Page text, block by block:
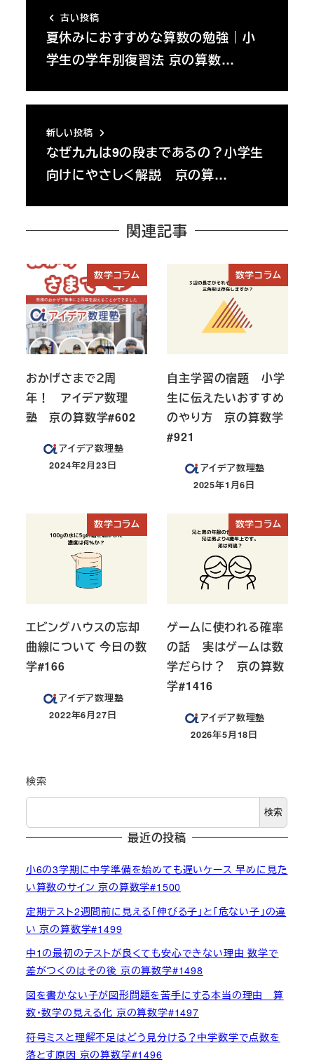
古い投稿
夏休みにおすすめな算数の勉強｜小
学生の学年別復習法 京の算数…
新しい投稿
なぜ九九は9の段まであるの？小学生
向けにやさしく解説 京の算…
関連記事
数学コラム
おかげさまで２周
年！ アイデア数理
塾 京の算数学#602
アイデア数理塾
投稿日
2024年2月23日
数学コラム
自主学習の宿題 小学
生に伝えたいおすすめ
のやり方 京の算数学
#921
アイデア数理塾
投稿日
2025年1月6日
数学コラム
エビングハウスの忘却
曲線について 今日の数
学#166
アイデア数理塾
投稿日
2022年6月27日
数学コラム
ゲームに使われる確率
の話 実はゲームは数
学だらけ？ 京の算数
学#1416
アイデア数理塾
投稿日
2026年5月18日
検索
検索
最近の投稿
小6の3学期に中学準備を始めても遅いケース 早めに見た
い算数のサイン 京の算数学#1500
定期テスト2週間前に見える「伸びる子」と「危ない子」の違
い 京の算数学#1499
中1の最初のテストが良くても安心できない理由 数学で
差がつくのはその後 京の算数学#1498
図を書かない子が図形問題を苦手にする本当の理由 算
数・数学の見える化 京の算数学#1497
符号ミスと理解不足はどう見分ける？中学数学で点数を
落とす原因 京の算数学#1496